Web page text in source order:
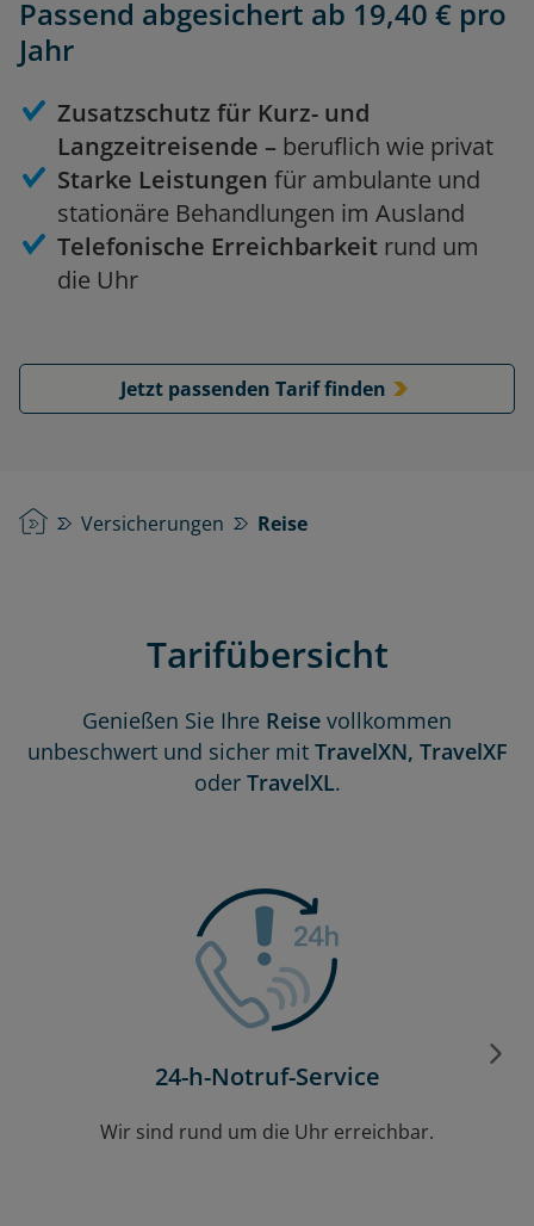
Passend abgesichert ab 19,40 € pro
Jahr
Zusatzschutz für Kurz- und
Langzeitreisende – beruflich wie privat
Starke Leistungen für ambulante und
stationäre Behandlungen im Ausland
Telefonische Erreichbarkeit rund um
die Uhr
Jetzt passenden Tarif finden
StartseiteVersicherungen Reise
Tarifübersicht
Genießen Sie Ihre Reise vollkommen
unbeschwert und sicher mit TravelXN, TravelXF
oder TravelXL.
24-h-Notruf-Service
Wir sind rund um die Uhr erreichbar.